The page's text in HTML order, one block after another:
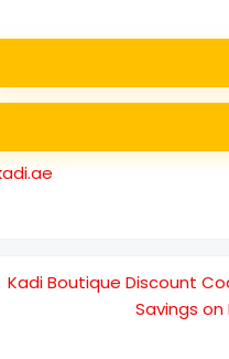
kadi.ae